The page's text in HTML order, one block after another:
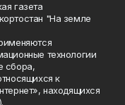
газета
"На земле
технологии
сбора,
к
находящихся